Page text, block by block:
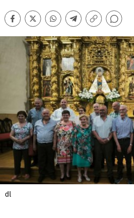
Facebook
TwitterWhatsappTelegram
Copiar
Comentarios
dl